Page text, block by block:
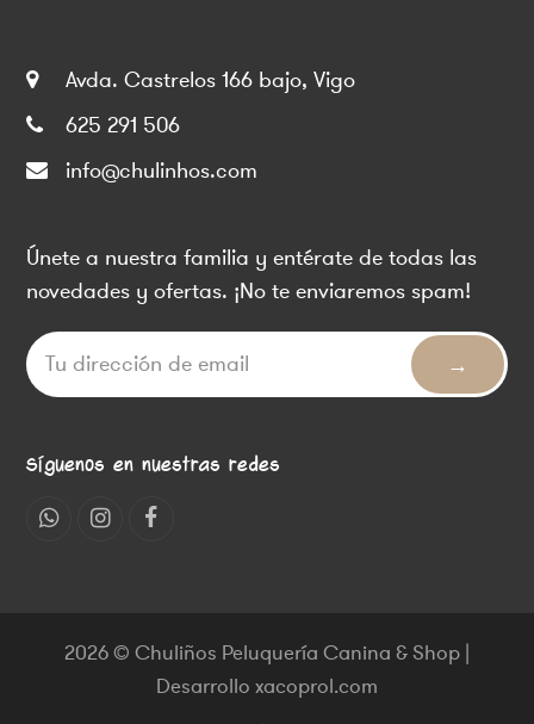
Avda. Castrelos 166 bajo, Vigo
625 291 506
info@chulinhos.com
Únete a nuestra familia y entérate de todas las
novedades y ofertas. ¡No te enviaremos spam!
Síguenos en nuestras redes
Whatsapp
InstagramFacebook
2026 © Chuliños Peluquería Canina & Shop |
Desarrollo xacoprol.com